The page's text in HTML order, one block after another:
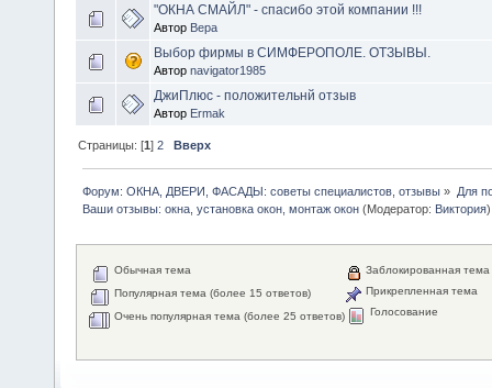
"ОКНА СМАЙЛ" - спасибо этой компании !!!
Автор Вера
Выбор фирмы в СИМФЕРОПОЛЕ. ОТЗЫВЫ.
Автор navigator1985
ДжиПлюс - положительнй отзыв
Автор Ermak
Страницы: [1]2 Вверх
Форум: ОКНА, ДВЕРИ, ФАСАДЫ: советы специалистов, отзывы » Для
Ваши отзывы: окна, установка окон, монтаж окон (Модератор: Виктория)
Обычная тема
Популярная тема (более 15 ответов)
Очень популярная тема (более 25 ответов)
Заблокированная тема
Прикрепленная тема
Голосование